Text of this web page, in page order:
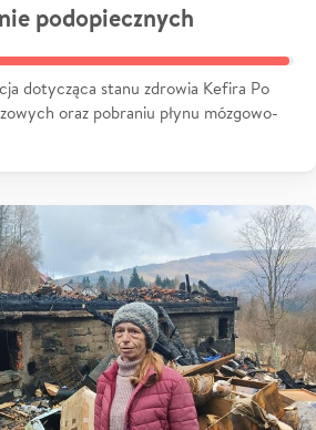
podopiecznych
dotycząca stanu zdrowia Kefira Po
oraz pobraniu płynu mózgowo-